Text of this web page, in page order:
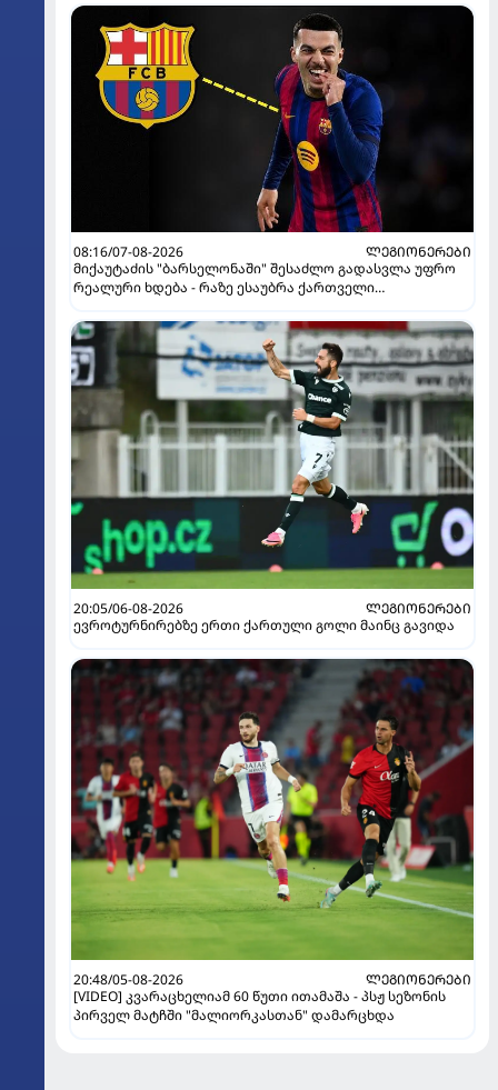
08:16/07-08-2026
ᲚᲔᲒᲘᲝᲜᲔᲠᲔᲑᲘ
მიქაუტაძის "ბარსელონაში" შესაძლო გადასვლა უფრო
რეალური ხდება - რაზე ესაუბრა ქართველი
20:05/06-08-2026
ᲚᲔᲒᲘᲝᲜᲔᲠᲔᲑᲘ
ევროტურნირებზე ერთი ქართული გოლი მაინც გავიდა
20:48/05-08-2026
ᲚᲔᲒᲘᲝᲜᲔᲠᲔᲑᲘ
[VIDEO] კვარაცხელიამ 60 წუთი ითამაშა - პსჟ სეზონის
პირველ მატჩში "მალიორკასთან" დამარცხდა